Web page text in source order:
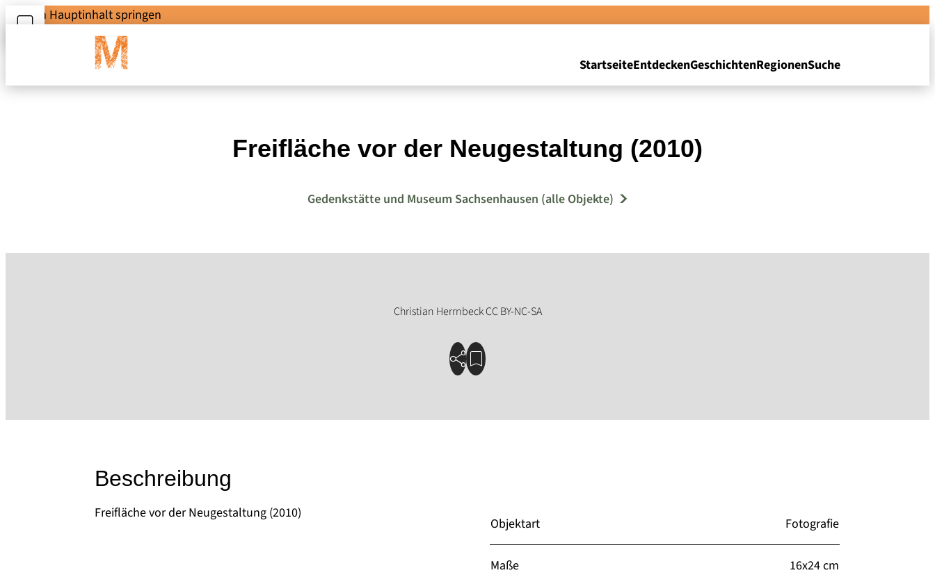
Zum Hauptinhalt springen
StartseiteEntdeckenGeschichtenRegionenSuche
Freifläche vor der Neugestaltung (2010)
Gedenkstätte und Museum Sachsenhausen (alle Objekte)
Beschreibung
Freifläche vor der Neugestaltung (2010)
Objektart Fotografie
Maße 16x24 cm